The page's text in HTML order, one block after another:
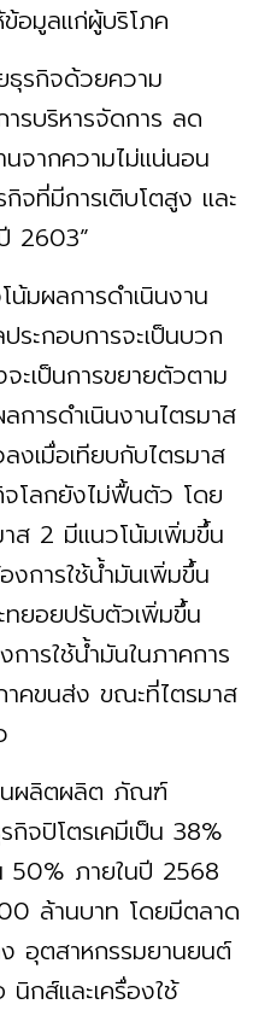
อมูลแก่ผู้บริโภค
ธุรกิจด้วยความ
รบริหารจัดการ ลด
จากความไม่แน่นอน
จที่มีการเติบโตสูง และ
2603”
มผลการดำเนินงาน
ะกอบการจะเป็นบวก
ะเป็นการขยายตัวตาม
ารดำเนินงานไตรมาส
เมื่อเทียบกับไตรมาส
จโลกยังไม่ฟื้นตัว โดย
าส 2 มีแนวโน้มเพิ่มขึ้น
การใช้น้ำมันเพิ่มขึ้น
ยอยปรับตัวเพิ่มขึ้น
ารใช้น้ำมันในภาคการ
าคขนส่ง ขณะที่ไตรมาส
นผลิตผลิต ภัณฑ์
จปิโตรเคมีเป็น 38%
50% ภายในปี 2568
ล้านบาท โดยมีตลาด
อุตสาหกรรมยานยนต์
กส์และเครื่องใช้